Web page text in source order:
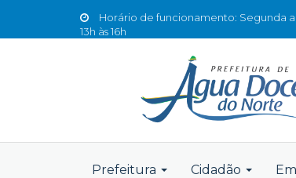
Horário de funcionamento: Segunda a
13h às 16h
Prefeitura Cidadão